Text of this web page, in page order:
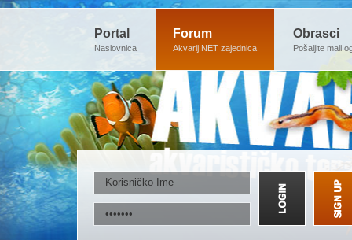
Portal
Naslovnica
Forum
Akvarij.NET zajednica
Obrasci
Pošaljite mali